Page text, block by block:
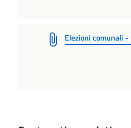
Elezioni comunali